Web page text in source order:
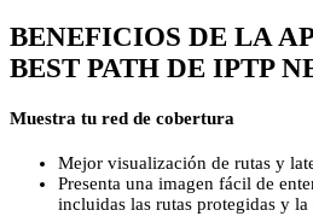
BENEFICIOS DE LA
BEST PATH DE IPTP
Muestra tu red de cobertura
Mejor visualización de rutas y
Presenta una imagen fácil de
incluidas las rutas protegidas y